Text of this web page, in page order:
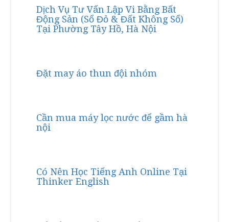
Dịch Vụ Tư Vấn Lập Vi Bằng Bất
Động Sản (Sổ Đỏ & Đất Không Sổ)
Tại Phường Tây Hồ, Hà Nội
Đặt may áo thun đội nhóm
Cần mua máy lọc nước để gầm hà
nội
Có Nên Học Tiếng Anh Online Tại
Thinker English